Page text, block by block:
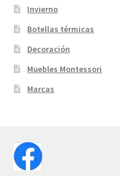
Invierno
Botellas térmicas
Decoración
Muebles Montessori
Marcas